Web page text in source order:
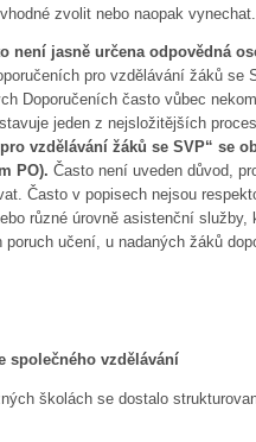
zvolit nebo naopak vynechat.
není jasně určena odpovědná
pro vzdělávání žáků se
Doporučeních často vůbec
jeden z nejsložitějších
vzdělávání žáků se SVP“ se
PO). Často není uveden důvod,
Často v popisech nejsou
různé úrovně asistenční
poruch učení, u nadaných žáků
společného vzdělávání
školách se dostalo